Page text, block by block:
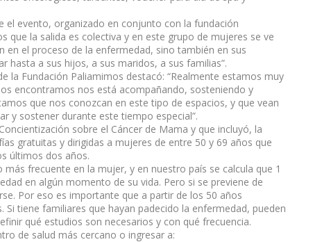
el evento, organizado en conjunto con la fundación
que la salida es colectiva y en este grupo de mujeres se ve
en el proceso de la enfermedad, sino también en sus
hasta a sus hijos, a sus maridos, a sus familias”.
la Fundación Paliamimos destacó: “Realmente estamos muy
encontramos nos está acompañando, sosteniendo y
que nos conozcan en este tipo de espacios, y que vean
y sostener durante este tiempo especial”.
sobre el Cáncer de Mama y que incluyó, la
gratuitas y dirigidas a mujeres de entre 50 y 69 años que
últimos dos años.
frecuente en la mujer, y en nuestro país se calcula que 1
en algún momento de su vida. Pero si se previene de
Por eso es importante que a partir de los 50 años
Si tiene familiares que hayan padecido la enfermedad, pueden
qué estudios son necesarios y con qué frecuencia.
de salud más cercano o ingresar a: